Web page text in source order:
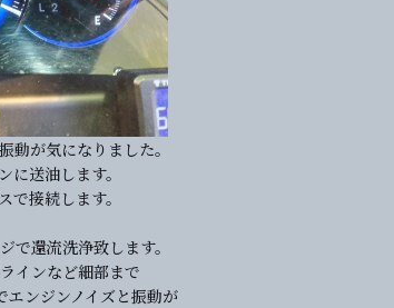
動が気になりました。
送油します。
接続します。
で還流洗浄致します。
インなど細部まで
エンジンノイズと振動が